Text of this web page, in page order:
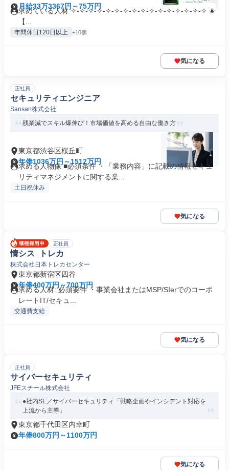
月給33万3367円～75万円
求めている人材 ✧-✧-✧-✧-✧-✧-✧-✧-✧-✧-✧-✧-✧-✧-✧-✧ ✬
【...
年間休日120日以上 +10個
気になる
正社員
セキュリティエンジニア
Sansan株式会社
残業減でスキル爆伸び！市場価値を高める自由な働き方
東京都渋谷区桜丘町
年俸1036万円～1512万円
求める人物像 ■必須条件 ・「業務内容」に記載の情報セキュ
リティマネジメントに関する業...
土日祝休み
気になる
正社員
情シス_トレカ
株式会社日本トレカセンター
東京都新宿区四谷
年俸400万円～700万円
求める人材: 必須要件 ・事業会社またはMSP/SIerでのコーポ
レートIT/セキュ...
交通費支給
気になる
正社員
サイバーセキュリティ
JFEスチール株式会社
●社内SE／サイバーセキュリティ「戦略企画やインシデント対応を
上流から主導」
東京都千代田区内幸町
年俸800万円～1100万円
気になる